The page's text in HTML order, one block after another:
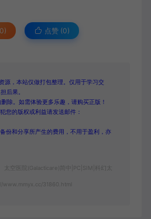
点赞 (0)
源，本站仅做打包整理。仅用于学习交
后果。
除。如需体验更多乐趣，请购买正版！
您的版权或利益请发送邮件：
份和分享所产生的费用，不用于盈利，亦
太空医院(Galacticare)简中|PC|SIM|科幻太
www.mmyx.cc/31860.html